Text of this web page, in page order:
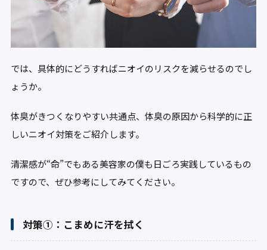
では、具体的にどうすればニオイのリスクを減らせるのでし
ょうか。
体臭がきつくなりやすい共通点、体臭の原因から科学的に正
しいニオイ対策をご紹介します。
清潔感が“命”でもある美容家の僕も日ごろ実践しているもの
ですので、ぜひ参考にしてみてください。
対策①：こまめに汗を拭く